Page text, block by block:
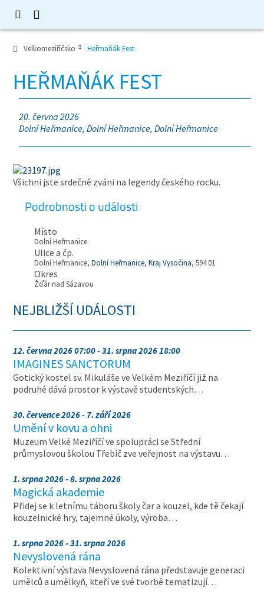
Velkomeziříčsko Heřmaňák Fest
HEŘMAŇÁK FEST
20. června 2026
Dolní Heřmanice, Dolní Heřmanice, Dolní Heřmanice
Všichni jste srdečně zváni na legendy českého rocku.
Podrobnosti o události
Místo
Dolní Heřmanice
Ulice a čp.
Dolní Heřmanice,Dolní Heřmanice,Kraj Vysočina, 594 01
Okres
Žďár nad Sázavou
NEJBLIŽŠÍ UDÁLOSTI
12. června 2026 07:00 - 31. srpna 2026 18:00
IMAGINES SANCTORUM
Gotický kostel sv. Mikuláše ve Velkém Meziříčí již na
podruhé dává prostor k výstavě studentských…
30. července 2026 - 7. září 2026
Umění v kovu a ohni
Muzeum Velké Meziříčí ve spolupráci se Střední
průmyslovou školou Třebíč zve veřejnost na výstavu…
1. srpna 2026 - 8. srpna 2026
Magická akademie
Přidej se k letnímu táboru školy čar a kouzel, kde tě čekají
kouzelnické hry, tajemné úkoly, výroba…
1. srpna 2026 - 31. srpna 2026
Nevyslovená rána
Kolektivní výstava Nevyslovená rána představuje generaci
umělců a umělkyň, kteří ve své tvorbě tematizují…